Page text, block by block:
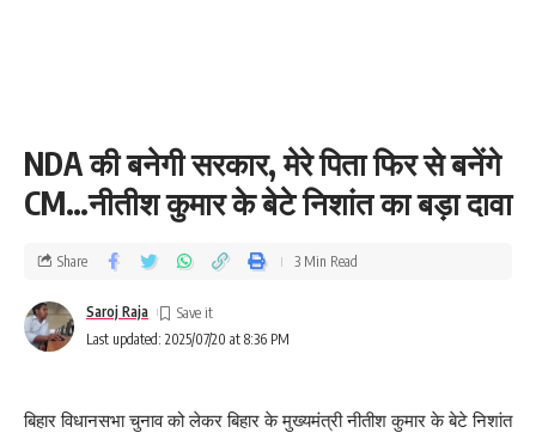
NDA की बनेगी सरकार, मेरे पिता फिर से बनेंगे
CM…नीतीश कुमार के बेटे निशांत का बड़ा दावा
Last updated: 2025/07/20 at 8:36 PM
Saroj Raja
Share 3 Min Read
बिहार विधानसभा चुनाव को लेकर बिहार के मुख्यमंत्री नीतीश कुमार के बेटे निशांत